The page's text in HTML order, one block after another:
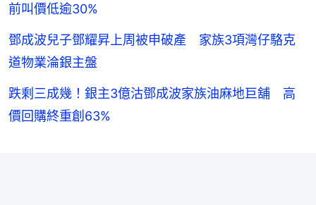
前叫價低逾30%
鄧成波兒子鄧耀昇上周被申破產 家族3項灣仔駱克
道物業淪銀主盤
跌剩三成幾！銀主3億沽鄧成波家族油麻地巨舖 高
價回購終重創63%